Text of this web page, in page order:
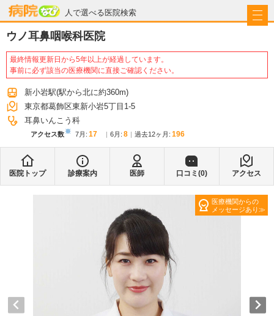
人で選べる医院検索
病院なび
ウノ耳鼻咽喉科医院
最終情報更新日から5年以上が経過しています。
事前に必ず該当の医療機関に直接ご確認ください。
新小岩駅(駅から北に約360m)
東京都葛飾区東新小岩5丁目1-5
耳鼻いんこう科
アクセス数※ 7月 : 17 6月 : 8 過去12ヶ月: 196
医院トップ 診療案内 医師 口コミ(0) アクセス
医療機関からの
メッセージあり